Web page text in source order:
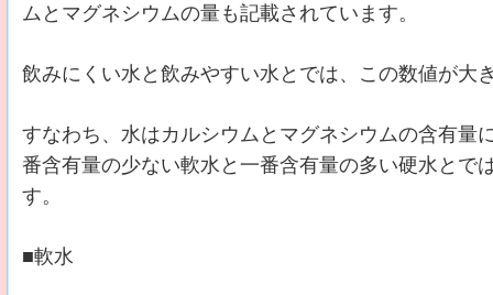
ムとマグネシウムの量も記載されています。
飲みにくい水と飲みやすい水とでは、この数値が大
すなわち、水はカルシウムとマグネシウムの含有量
番含有量の少ない軟水と一番含有量の多い硬水とで
す。
■軟水